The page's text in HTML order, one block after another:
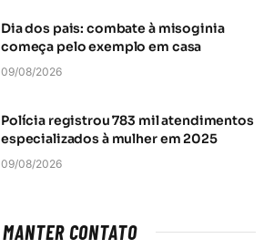
Dia dos pais: combate à misoginia
começa pelo exemplo em casa
09/08/2026
Polícia registrou 783 mil atendimentos
especializados à mulher em 2025
09/08/2026
MANTER CONTATO